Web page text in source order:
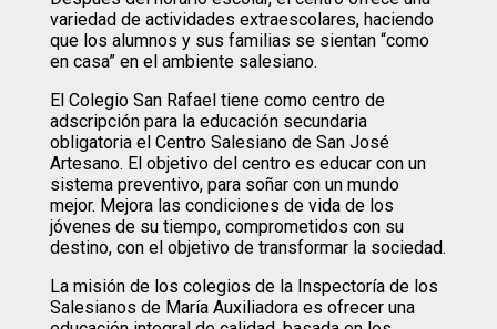
variedad de actividades extraescolares, haciendo
que los alumnos y sus familias se sientan “como
en casa” en el ambiente salesiano.
El Colegio San Rafael tiene como centro de
adscripción para la educación secundaria
obligatoria el Centro Salesiano de San José
Artesano. El objetivo del centro es educar con un
sistema preventivo, para soñar con un mundo
mejor. Mejora las condiciones de vida de los
jóvenes de su tiempo, comprometidos con su
destino, con el objetivo de transformar la sociedad.
La misión de los colegios de la Inspectoría de los
Salesianos de María Auxiliadora es ofrecer una